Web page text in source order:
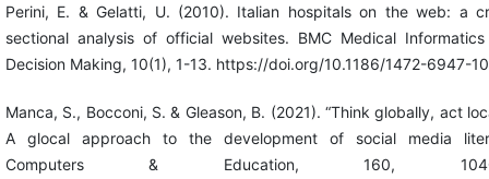
Perini, E. & Gelatti, U. (2010). Italian hospitals on the web: a
sectional analysis of official websites. BMC Medical
Decision Making, 10(1), 1-13. https://doi.org/10.1186/1472-6947-
Manca, S., Bocconi, S. & Gleason, B. (2021). “Think globally, act
A glocal approach to the development of social media
Computers & Education, 160,